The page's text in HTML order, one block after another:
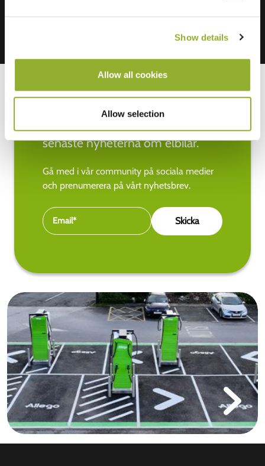
Show details
Allow all cookies
Allow selection
Håll dig uppdaterad med de
senaste nyheterna om elbilar.
Gå med i vår community på sociala medier
och prenumerera på vårt nyhetsbrev.